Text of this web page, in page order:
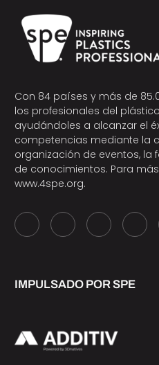
Con 84 países y más de
los profesionales del
ayudándoles a alcanzar el
competencias mediante la
organización de eventos, la
de conocimientos. Para
www.4spe.org.
IMPULSADO POR SPE